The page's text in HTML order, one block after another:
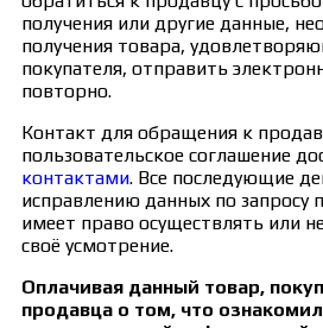
получения или другие данные,
получения товара,
покупателя, отправить
повторно.
Контакт для обращения к
пользовательское соглашение
контактами. Все последующие
исправлению данных по запросу
имеет право осуществлять или
своё усмотрение.
Оплачивая данный товар,
продавца о том, что